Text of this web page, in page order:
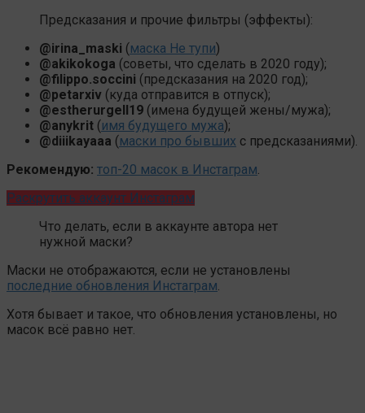
Предсказания и прочие фильтры (эффекты):
@irina_maski (маска Не тупи)
@akikokoga (советы, что сделать в 2020 году);
@filippo.soccini (предсказания на 2020 год);
@petarxiv (куда отправится в отпуск);
@estherurgell19 (имена будущей жены/мужа);
@anykrit (имя будущего мужа);
@diiikayaaa (маски про бывших с предсказаниями).
Рекомендую: топ-20 масок в Инстаграм
Раскрутить аккаунт Инстаграм
Что делать, если в аккаунте автора нет
нужной маски?
Маски не отображаются, если не установлены
последние обновления Инстаграм
Хотя бывает и такое, что обновления установлены, но
масок всё равно нет.